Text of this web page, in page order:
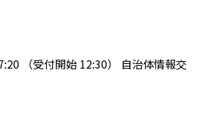
（受付開始 12:30） 自治体情報交